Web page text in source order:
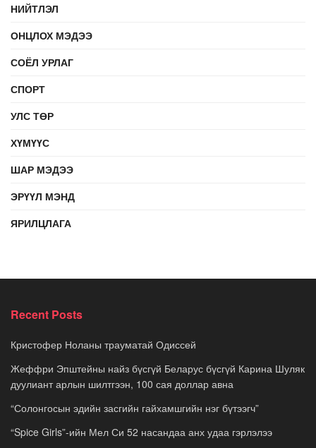
НИЙТЛЭЛ
ОНЦЛОХ МЭДЭЭ
СОЁЛ УРЛАГ
СПОРТ
УЛС ТӨР
ХҮМҮҮС
ШАР МЭДЭЭ
ЭРҮҮЛ МЭНД
ЯРИЛЦЛАГА
Recent Posts
Кристофер Ноланы трауматай Одиссей
Жеффри Эпштейны найз бүсгүй Беларус бүсгүй Карина Шуляк
дуулиант арлын шилтгээн, 100 сая доллар авна
“Солонгосын эдийн засгийн гайхамшгийн нэг бүтээгч”
“Spice Girls”-ийн Мел Си 52 насандаа анх удаа гэрлэлээ